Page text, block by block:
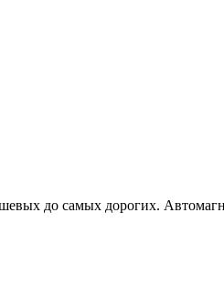
до самых дорогих.